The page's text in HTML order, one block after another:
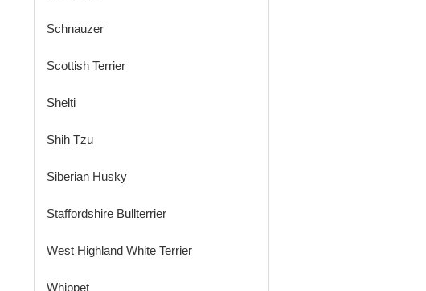
Schnauzer
Scottish Terrier
Shelti
Shih Tzu
Siberian Husky
Staffordshire Bullterrier
West Highland White Terrier
Whippet